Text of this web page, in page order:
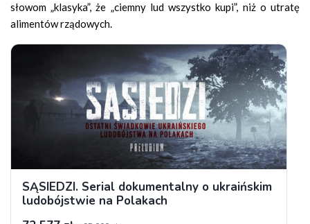
słowom „klasyka”, że „ciemny lud wszystko kupi”, niż o utratę
alimentów rządowych.